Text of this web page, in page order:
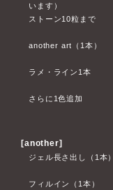
います）
ストーン10粒まで
another art（1本）
ラメ・ライン1本
さらに1色追加
[another]
ジェル長さ出し（1本）
フィルイン（1本）